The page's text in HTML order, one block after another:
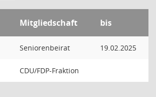
Mitgliedschaft bis
Seniorenbeirat 19.02.2025
CDU/FDP-Fraktion